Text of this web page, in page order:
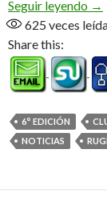
Seguir leyendo →
625 veces
Share this:
6° EDICIÓN
NOTICIAS